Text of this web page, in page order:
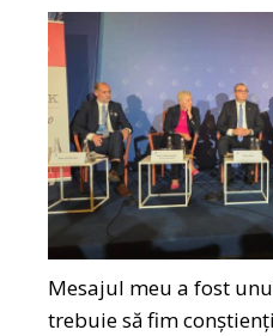
Mesajul meu a fost
trebuie să fim